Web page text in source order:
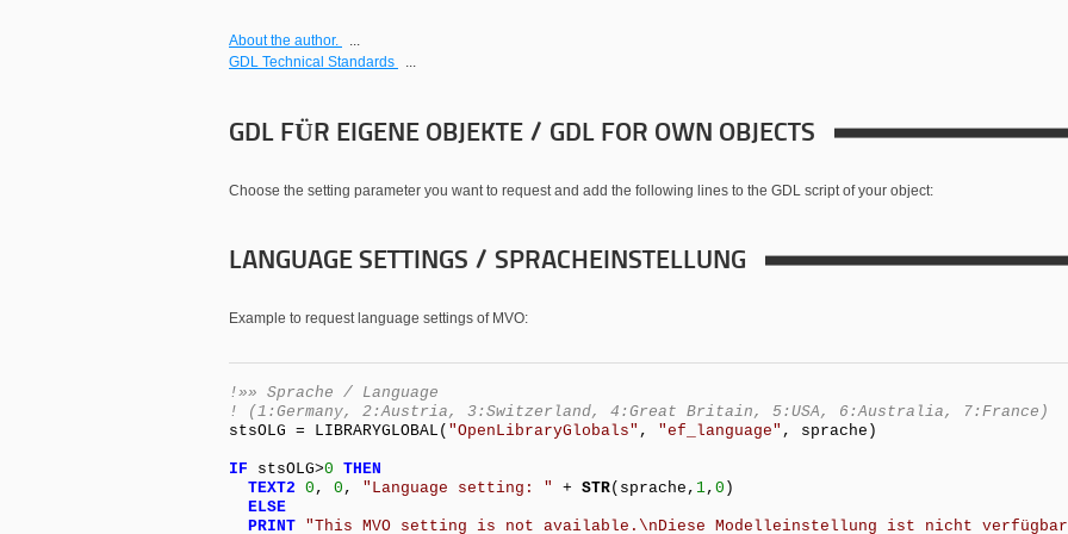
About the author.
...
GDL Technical Standards
...
GDL FÜR EIGENE OBJEKTE / GDL FOR OWN OBJECTS
Choose the setting parameter you want to request and add the following lines to the GDL script of your object:
LANGUAGE SETTINGS / SPRACHEINSTELLUNG
Example to request language settings of MVO:
!»» Sprache / Language
! (1:Germany, 2:Austria, 3:Switzerland, 4:Great Britain, 5:USA, 6:Australia, 7:France)
stsOLG = LIBRARYGLOBAL( "OpenLibraryGlobals" , "ef_language" , sprache)
IF stsOLG>0 THEN
TEXT2 0 , 0 , "Language setting: " + STR(sprache, 1, 0 )
ELSE
PRINT "This MVO setting is not available.\nDiese Modelleinstellung ist nicht